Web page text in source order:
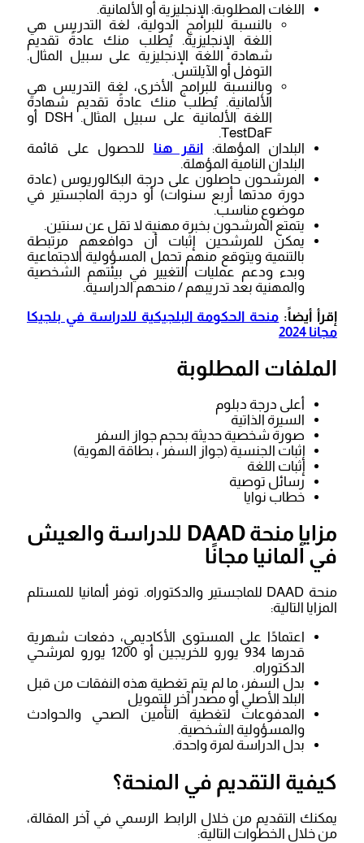
اللغات المطلوبة: الإنجليزية أو الألمانية.
بالنسبة للبرامج الدولية، لغة التدريس هي
اللغة الإنجليزية. يُطلب منك عادةً تقديم
شهادة اللغة الإنجليزية على سبيل المثال.
التوفل أو الآيلتس.
وبالنسبة للبرامج الأخرى، لغة التدريس هي
الألمانية. يُطلب منك عادةً تقديم شهادة
اللغة الألمانية على سبيل المثال. DSH أو
TestDaF.
البلدان المؤهلة: انقر هنا للحصول على قائمة
البلدان النامية المؤهلة.
المرشحون حاصلون على درجة البكالوريوس (عادة
دورة مدتها أربع سنوات) أو درجة الماجستير في
موضوع مناسب.
يتمتع المرشحون بخبرة مهنية لا تقل عن سنتين.
يمكن للمرشحين إثبات أن دوافعهم مرتبطة
بالتنمية ويتوقع منهم تحمل المسؤولية الاجتماعية
وبدء ودعم عمليات التغيير في بيئتهم الشخصية
والمهنية بعد تدريبهم / منحهم الدراسية.
إقرأ أيضاً: منحة الحكومة البلجيكية للدراسة في بلجيكا
مجانا 2024
الملفات المطلوبة
أعلى درجة دبلوم
السيرة الذاتية
صورة شخصية حديثة بحجم جواز السفر
إثبات الجنسية (جواز السفر ، بطاقة الهوية)
إثبات اللغة
رسائل توصية
خطاب نوايا
مزايا منحة DAAD للدراسة والعيش
في ألمانيا مجانًا
منحة DAAD للماجستير والدكتوراه. توفر ألمانيا للمستلم
المزايا التالية:
اعتمادًا على المستوى الأكاديمي، دفعات شهرية
قدرها 934 يورو للخريجين أو 1200 يورو لمرشحي
الدكتوراه.
بدل السفر، ما لم يتم تغطية هذه النفقات من قبل
البلد الأصلي أو مصدر آخر للتمويل
المدفوعات لتغطية التأمين الصحي والحوادث
والمسؤولية الشخصية.
بدل الدراسة لمرة واحدة.
كيفية التقديم في المنحة؟
يمكنك التقديم من خلال الرابط الرسمي في آخر المقالة،
من خلال الخطوات التالية: